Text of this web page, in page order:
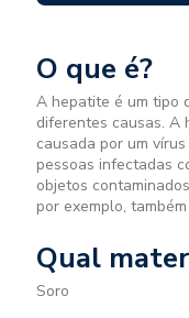
O que é?
A hepatite é um tipo
diferentes causas. A
causada por um
pessoas infectadas
objetos
por exemplo,
Qual
Soro